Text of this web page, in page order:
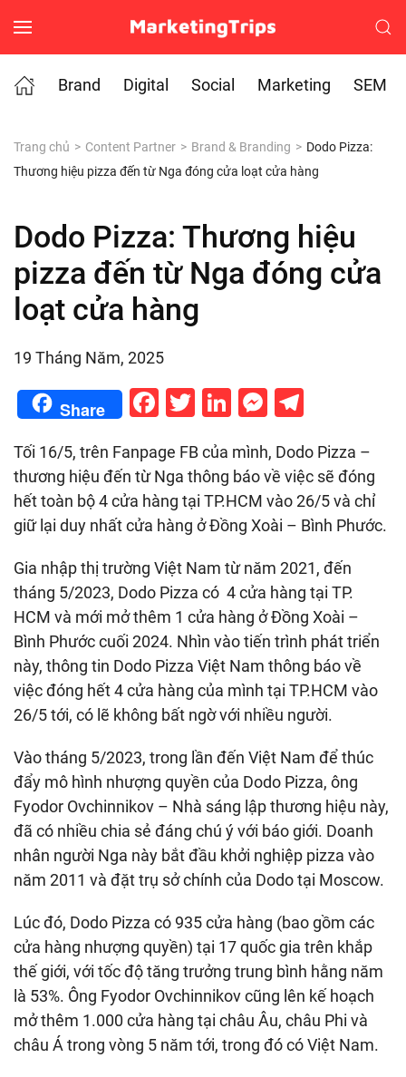
Skip to main content
Brand
Digital Social Marketing SEM
Trang chủ Content Partner Brand & Branding
Dodo Pizza:
Thương hiệu pizza đến từ Nga đóng cửa loạt cửa hàng
Dodo Pizza: Thương hiệu
pizza đến từ Nga đóng cửa
loạt cửa hàng
19 Tháng Năm, 2025
Share Facebook
Twitter
LinkedIn
Tối 16/5, trên Fanpage FB của mình, Dodo Pizza –
thương hiệu đến từ Nga thông báo về việc sẽ đóng
hết toàn bộ 4 cửa hàng tại TP.HCM vào 26/5 và chỉ
giữ lại duy nhất cửa hàng ở Đồng Xoài – Bình Phước.
Gia nhập thị trường Việt Nam từ năm 2021, đến
tháng 5/2023, Dodo Pizza có 4 cửa hàng tại TP.
HCM và mới mở thêm 1 cửa hàng ở Đồng Xoài –
Bình Phước cuối 2024. Nhìn vào tiến trình phát triển
này, thông tin Dodo Pizza Việt Nam thông báo về
việc đóng hết 4 cửa hàng của mình tại TP.HCM vào
26/5 tới, có lẽ không bất ngờ với nhiều người.
Vào tháng 5/2023, trong lần đến Việt Nam để thúc
đẩy mô hình nhượng quyền của Dodo Pizza, ông
Fyodor Ovchinnikov – Nhà sáng lập thương hiệu này,
đã có nhiều chia sẻ đáng chú ý với báo giới. Doanh
nhân người Nga này bắt đầu khởi nghiệp pizza vào
năm 2011 và đặt trụ sở chính của Dodo tại Moscow.
Lúc đó, Dodo Pizza có 935 cửa hàng (bao gồm các
cửa hàng nhượng quyền) tại 17 quốc gia trên khắp
thế giới, với tốc độ tăng trưởng trung bình hằng năm
là 53%. Ông Fyodor Ovchinnikov cũng lên kế hoạch
mở thêm 1.000 cửa hàng tại châu Âu, châu Phi và
châu Á trong vòng 5 năm tới, trong đó có Việt Nam.